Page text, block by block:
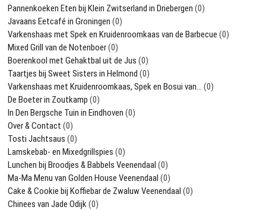
Pannenkoeken Eten bij Klein Zwitserland in Driebergen (0)
Javaans Eetcafé in Groningen (0)
Varkenshaas met Spek en Kruidenroomkaas van de Barbecue (0)
Mixed Grill van de Notenboer(0)
Boerenkool met Gehaktbal uit de Jus (0)
Taartjes bij Sweet Sisters in Helmond (0)
Varkenshaas met Kruidenroomkaas, Spek en Bosui van…
(0)
De Boeter in Zoutkamp (0)
In Den Bergsche Tuin in Eindhoven (0)
Over & Contact (0)
Tosti Jachtsaus (0)
Lamskebab- en Mixedgrillspies (0)
Lunchen bij Broodjes & Babbels Veenendaal (0)
Ma-Ma Menu van Golden House Veenendaal (0)
Cake & Cookie bij Koffiebar de Zwaluw Veenendaal (0)
Chinees van Jade Odijk (0)